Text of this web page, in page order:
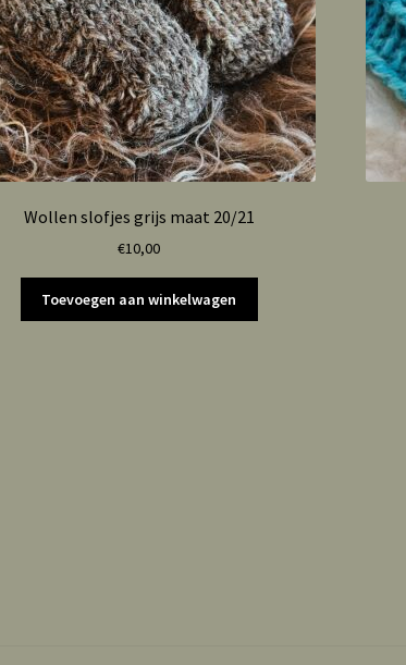
Wollen slofjes grijs maat 20/21
€10,00
Toevoegen aan winkelwagen